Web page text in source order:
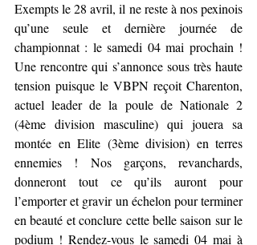
Exempts le 28 avril, il ne reste à nos pexinois
qu’une seule et dernière journée de
championnat : le samedi 04 mai prochain !
Une rencontre qui s’annonce sous très haute
tension puisque le VBPN reçoit Charenton,
actuel leader de la poule de Nationale 2
(4ème division masculine) qui jouera sa
montée en Elite (3ème division) en terres
ennemies ! Nos garçons, revanchards,
donneront tout ce qu’ils auront pour
l’emporter et gravir un échelon pour terminer
en beauté et conclure cette belle saison sur le
podium ! Rendez-vous le samedi 04 mai à